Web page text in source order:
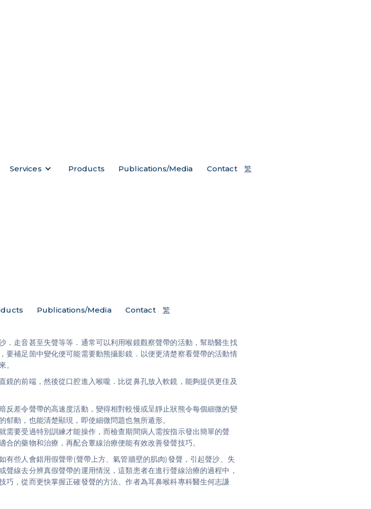
Services Products Publications/Media Contact 繁
Publications/Media Contact 繁
．走音甚至失聲等等．通常可以利用喉鏡觀察聲帶的活動，幫助醫生找
要補足箇中變化便可能需要動熊攝影鏡．以便更清楚察看聲帶的活動情
。
鏡的前端，然後從口腔進入喉嚨．比從鼻孔放入軟鏡，能夠提供更佳及
反差令聲帶的高速度活動，變得相對較慢或呈靜止狀熊令每個細微的變
動，也能清楚顯現，即使細微問題也無所遁形。
需要受過特別訓練才能操作，而檢查期間病人需按指示發出簡單的聲
的藥物和治療，再配合蕈線治療便能有效改善發聲技巧。
有些人會錯用假聲带(聲帶上方、氣管牆壁的肌肉)發聲，引起聲沙、失
線去分辨真假聲帶的運用情況，這類患者在進行聲線治療的過程中，
巧，從而更快掌握正確發聲的方法。作者為耳鼻喉科專科醫生何志謙